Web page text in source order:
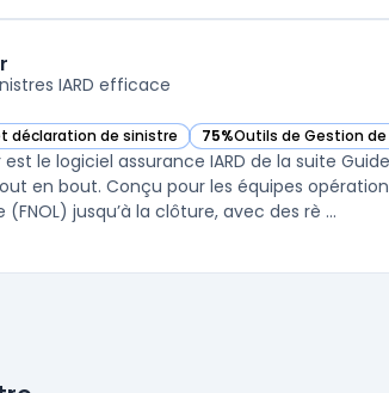
IARD efficace
déclaration de sinistre
cette catégorie 75%Outils de Gestion de
— voir ClaimCenter dans
le logiciel assurance IARD de la suite
en bout. Conçu pour les équipes
jusqu’à la clôture, avec des rè ...